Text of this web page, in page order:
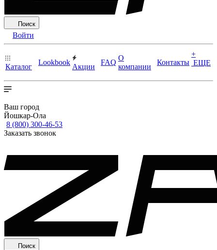
Поиск
Войти
Каталог
Lookbook
Акции
FAQ
О
компании
Контакты
+
ЕЩЕ
Ваш город
Йошкар-Ола
8 (800) 300-46-53
Заказать звонок
Поиск